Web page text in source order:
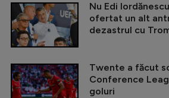
Nu Edi
ofertat un alt
dezastrul cu
Twente a făcut
Conference
goluri